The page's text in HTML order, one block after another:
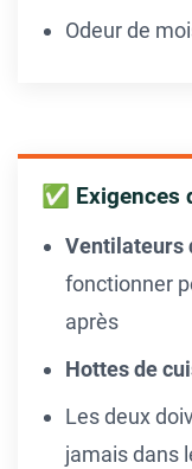
Odeur de
✅ Exigences
Ventilateurs
fonctionner
après
Hottes de
Les deux
jamais dans